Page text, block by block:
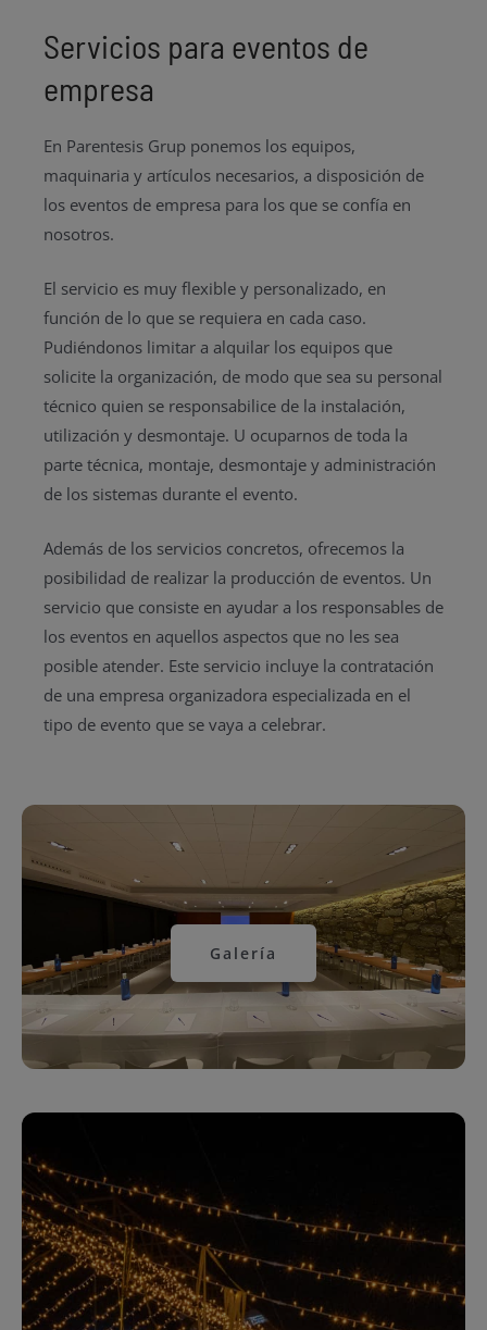
Servicios para eventos de
empresa
En Parentesis Grup ponemos los equipos,
maquinaria y artículos necesarios, a disposición de
los eventos de empresa para los que se confía en
nosotros.
El servicio es muy flexible y personalizado, en
función de lo que se requiera en cada caso.
Pudiéndonos limitar a alquilar los equipos que
solicite la organización, de modo que sea su personal
técnico quien se responsabilice de la instalación,
utilización y desmontaje. U ocuparnos de toda la
parte técnica, montaje, desmontaje y administración
de los sistemas durante el evento.
Además de los servicios concretos, ofrecemos la
posibilidad de realizar la producción de eventos. Un
servicio que consiste en ayudar a los responsables de
los eventos en aquellos aspectos que no les sea
posible atender. Este servicio incluye la contratación
de una empresa organizadora especializada en el
tipo de evento que se vaya a celebrar.
Galería